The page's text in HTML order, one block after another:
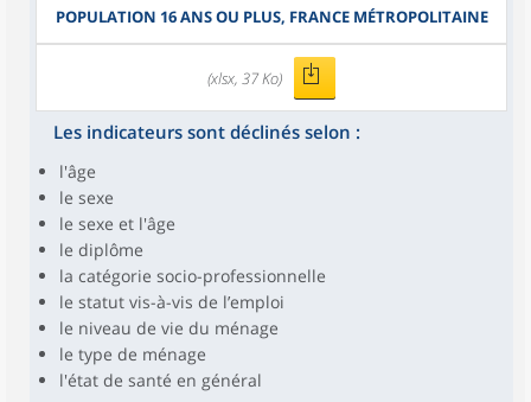
POPULATION 16 ANS OU PLUS, FRANCE MÉTROPOLITAINE
(xlsx, 37 Ko)
Les indicateurs sont déclinés selon :
l'âge
le sexe
le sexe et l'âge
le diplôme
la catégorie socio-professionnelle
le statut vis-à-vis de l’emploi
le niveau de vie du ménage
le type de ménage
l'état de santé en général